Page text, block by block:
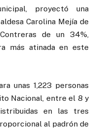
proyectó una
Carolina Mejía de
de un 34%,
más atinada en este
unas 1,223 personas
Nacional, entre el 8 y
en las tres
al padrón de